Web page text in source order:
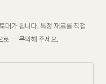
대가 됩니다. 특정 재료를 직접
로 — 문의해 주세요.